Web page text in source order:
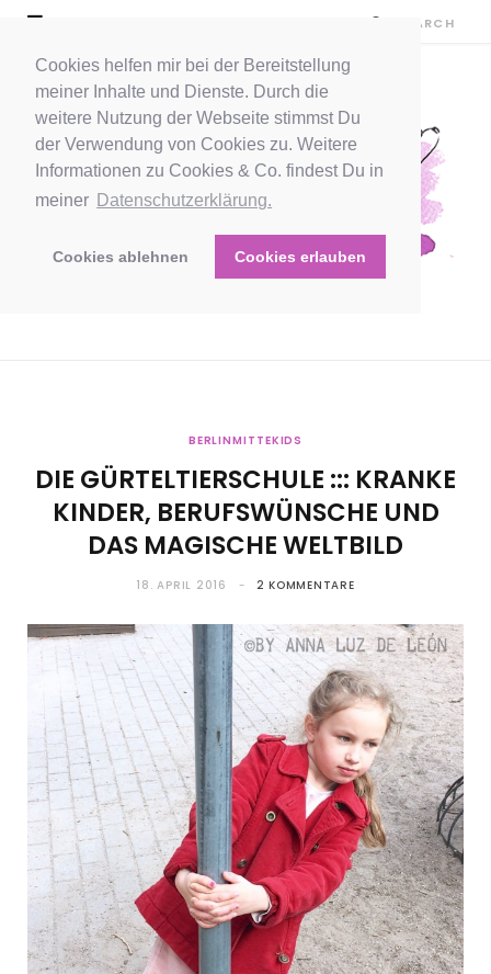
Cookies helfen mir bei der Bereitstellung
meiner Inhalte und Dienste. Durch die
weitere Nutzung der Webseite stimmst Du
der Verwendung von Cookies zu. Weitere
Informationen zu Cookies & Co. findest Du in
meiner Datenschutzerklärung.
Cookies ablehnen Cookies erlauben
BERLINMITTEKIDS
DIE GÜRTELTIERSCHULE ::: KRANKE
KINDER, BERUFSWÜNSCHE UND
DAS MAGISCHE WELTBILD
18. APRIL 2016 2 KOMMENTARE